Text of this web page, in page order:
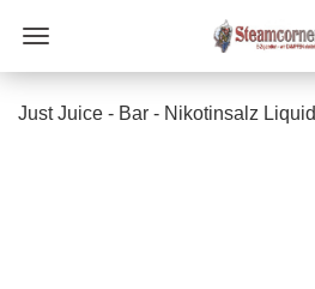
Just Juice - Bar - Nikotinsalz